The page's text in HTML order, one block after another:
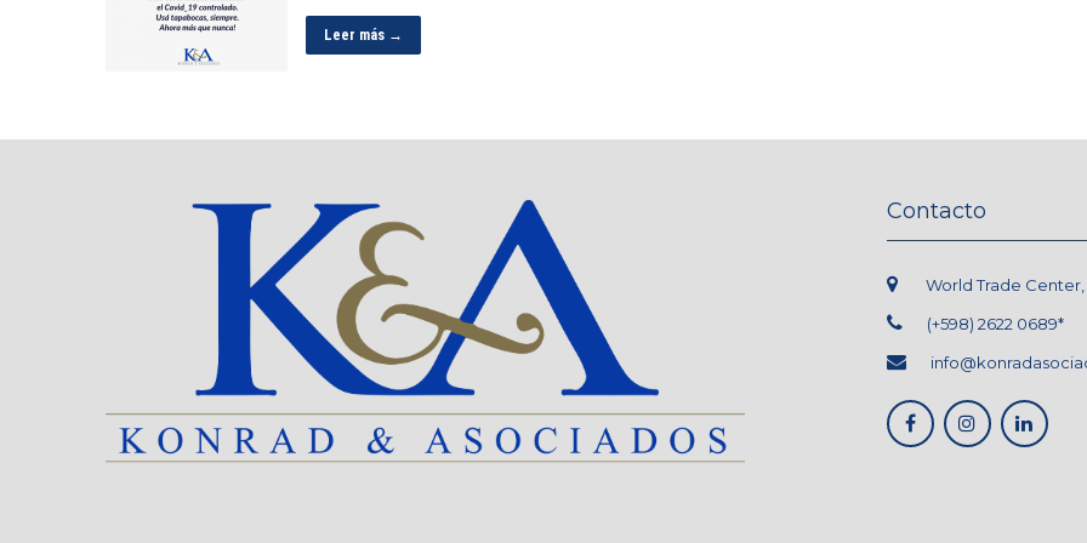
Leer más →
Contacto
World Trade Center,
(+598) 2622 0689*